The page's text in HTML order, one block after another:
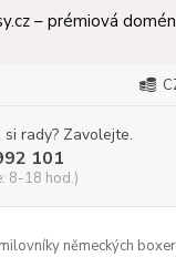
– prémiová
si rady? Zavolejte.
101
8-18 hod.)
německých